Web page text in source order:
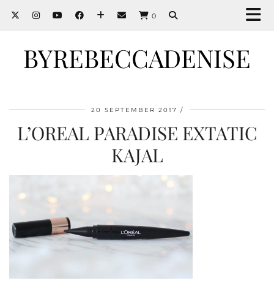
0
BYREBECCADENISE
20 SEPTEMBER 2017
L’OREAL PARADISE EXTATIC
KAJAL